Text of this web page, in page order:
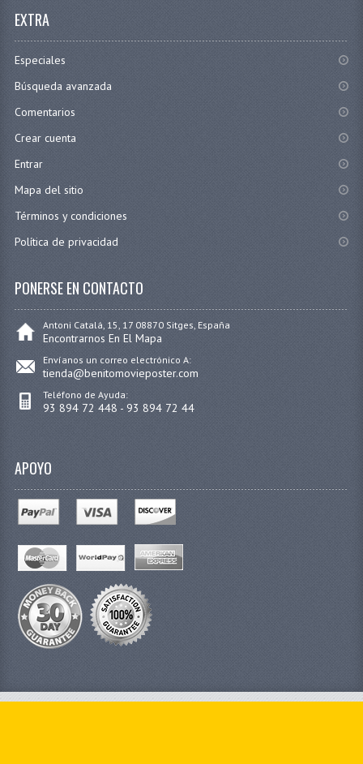
EXTRA
Especiales
Búsqueda avanzada
Comentarios
Crear cuenta
Entrar
Mapa del sitio
Términos y condiciones
Política de privacidad
PONERSE EN CONTACTO
Antoni Catalá, 15, 17 08870 Sitges, España
Encontrarnos En El Mapa
Envíanos un correo electrónico A:
tienda@benitomovieposter.com
Teléfono de Ayuda:
93 894 72 448 - 93 894 72 44
APOYO